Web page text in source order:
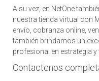
A su vez, en NetOne
nuestra tienda virtual con
envío, cobranza online,
también brindamos un
profesional en estrategia y
Contactenos